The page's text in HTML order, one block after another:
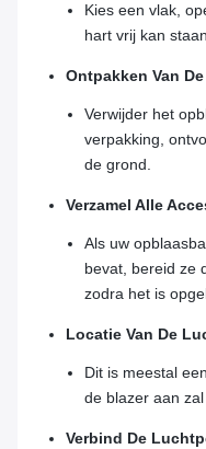
Kies een vlak,
hart vrij kan
Ontpakken Van
Verwijder het
verpakking,
de grond.
Verzamel Alle
Als uw
bevat, bereid ze
zodra het is
Locatie Van De
Dit is meestal
de blazer aan
Verbind De